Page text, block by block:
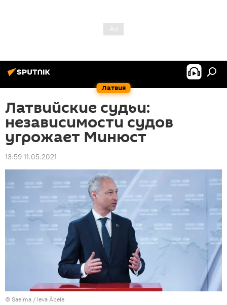
Латвия
Латвийские судьи:
независимости судов
угрожает Минюст
13:59 11.05.2021
© Saeima / Ieva Ābele